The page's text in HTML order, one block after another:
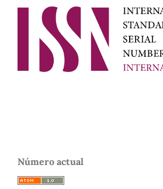
Número actual